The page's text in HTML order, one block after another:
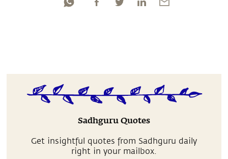
Sadhguru Quotes
Get insightful quotes from Sadhguru daily
right in your mailbox.